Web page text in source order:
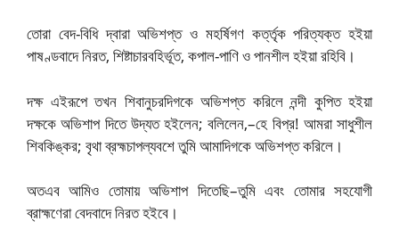
তোরা বেদ-বিধি দ্বারা অভিশপ্ত ও মহর্ষিগণ কর্ত্তৃক পরিত্যক্ত হইয়া
পাষণ্ডবাদে নিরত, শিষ্টাচারবহির্ভূত, কপাল-পাণি ও পানশীল হইয়া রহিবি।
দক্ষ এইরূপে তখন শিবানুচরদিগকে অভিশপ্ত করিলে নন্দী কুপিত হইয়া
দক্ষকে অভিশাপ দিতে উদ্যত হইলেন; বলিলেন,–হে বিপ্র! আমরা সাধুশীল
শিবকিঙ্কর; বৃথা ব্রহ্মচাপল্যবশে তুমি আমাদিগকে অভিশপ্ত করিলে।
অতএব আমিও তোমায় অভিশাপ দিতেছি–তুমি এবং তোমার সহযোগী
ব্রাহ্মণেরা বেদবাদে নিরত হইবে।